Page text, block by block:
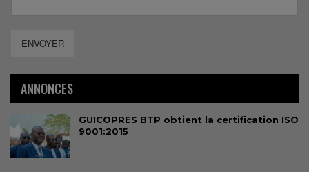
ENVOYER
ANNONCES
GUICOPRES BTP obtient la certification ISO
9001:2015